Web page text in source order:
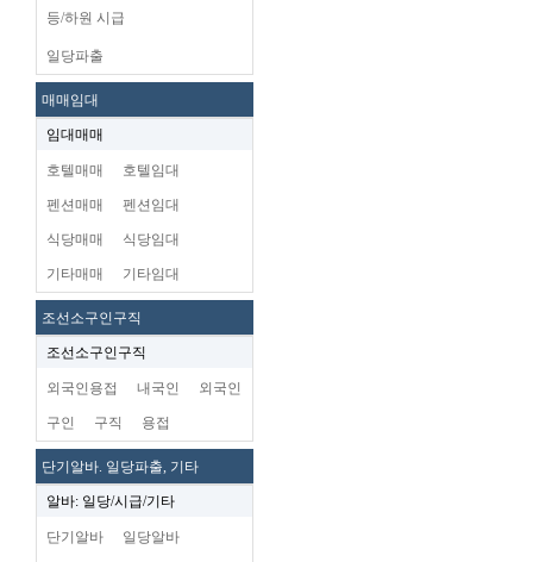
등/하원 시급
일당파출
매매임대
임대매매
호텔매매 호텔임대
펜션매매 펜션임대
식당매매 식당임대
기타매매 기타임대
조선소구인구직
조선소구인구직
외국인용접 내국인 외국인
구인 구직 용접
단기알바. 일당파출, 기타
알바: 일당/시급/기타
단기알바 일당알바